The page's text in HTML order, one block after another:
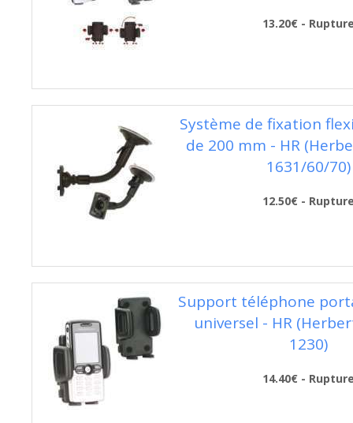
13.20€ -
Système de fixation
de 200 mm - HR
1631/60/70)
12.50€ -
Support téléphone
universel - HR
1230)
14.40€ -